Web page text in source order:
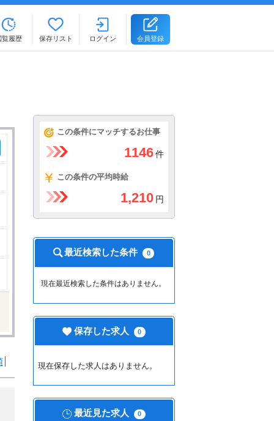
覧履歴 保存リスト ログイン 会員登録
この条件にマッチするお仕事
1146 件
この条件の平均時給
1,210 円
最近検索した条件 0
現在最近検索した条件はありません。
保存した求人 0
現在保存した求人はありません。
最近見た求人 0